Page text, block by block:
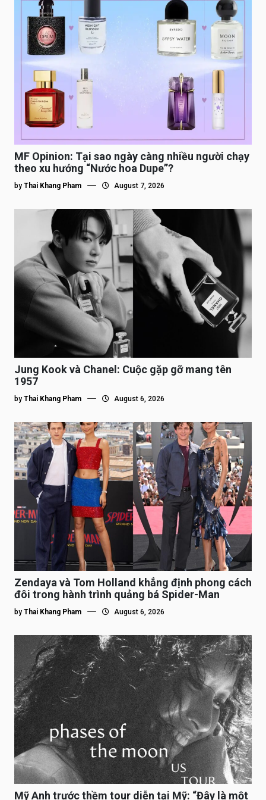
MF Opinion: Tại sao ngày càng nhiều người chạy
theo xu hướng “Nước hoa Dupe”?
by Thai Khang Pham August 7, 2026
Jung Kook và Chanel: Cuộc gặp gỡ mang tên
1957
by Thai Khang Pham August 6, 2026
Zendaya và Tom Holland khẳng định phong cách
đôi trong hành trình quảng bá Spider-Man
by Thai Khang Pham August 6, 2026
Mỹ Anh trước thềm tour diễn tại Mỹ: “Đây là một